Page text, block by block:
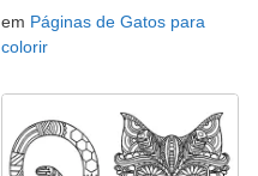
em Páginas de Gatos para
colorir